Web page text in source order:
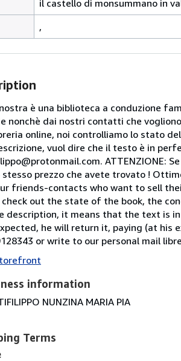
il castello di monsummano in
,
è una biblioteca a conduzione
nonchè dai nostri contatti che
online, noi controlliamo lo stato
vuol dire che il testo è in
ATTENZIONE:
prezzo che avete trovato !
friends-contacts who want to sell
check out the state of the book, the
description, it means that the text is
he will return it, paying (at his
or write to our personal mail
information
NUNZINA MARIA PIA
Terms